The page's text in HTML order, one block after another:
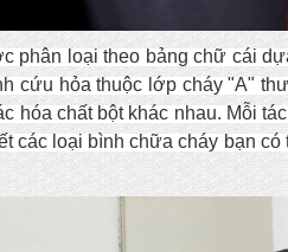
phân loại theo bảng chữ cái
cứu hỏa thuộc lớp cháy "A"
hóa chất bột khác nhau. Mỗi
các loại bình chữa cháy bạn